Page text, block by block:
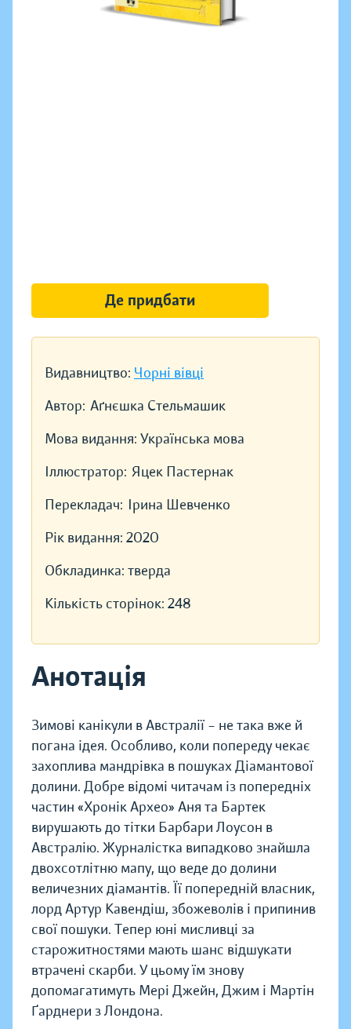
Видавництво: Чорні вівці
Автор: Аґнєшка Стельмашик
Мова видання: Українська мова
Іллюстратор: Яцек Пастернак
Перекладач: Ірина Шевченко
Рік видання: 2020
Обкладинка: тверда
Кількість сторінок: 248
Анотація
Зимові канікули в Австралії – не така вже й
погана ідея. Особливо, коли попереду чекає
захоплива мандрівка в пошуках Діамантової
долини. Добре відомі читачам із попередніх
частин «Хронік Архео» Аня та Бартек
вирушають до тітки Барбари Лоусон в
Австралію. Журналістка випадково знайшла
двохсотлітню мапу, що веде до долини
величезних діамантів. Її попередній власник,
лорд Артур Кавендіш, збожеволів і припинив
свої пошуки. Тепер юні мисливці за
старожитностями мають шанс відшукати
втрачені скарби. У цьому їм знову
допомагатимуть Мері Джейн, Джим і Мартін
Ґарднери з Лондона.
Де придбати